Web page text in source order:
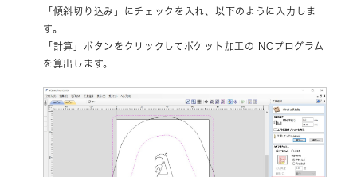
「傾斜切り込み」にチェックを入れ、以下のように入力しま
す。
「計算」ボタンをクリックしてポケット加工の NCプログラム
を算出します。